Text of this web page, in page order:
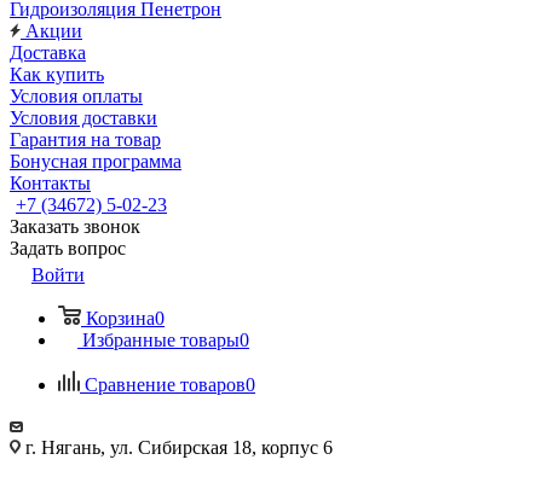
Гидроизоляция Пенетрон
Акции
Доставка
Как купить
Условия оплаты
Условия доставки
Гарантия на товар
Бонусная программа
Контакты
+7 (34672) 5-02-23
Заказать звонок
Задать вопрос
Войти
Корзина0
Избранные товары0
Сравнение товаров0
г. Нягань, ул. Сибирская 18, корпус 6